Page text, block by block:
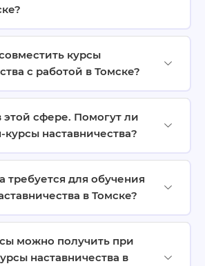
курсы
с работой в Томске?
этой сфере. Помогут ли
наставничества?
требуется для обучения
в Томске?
можно получить при
наставничества в